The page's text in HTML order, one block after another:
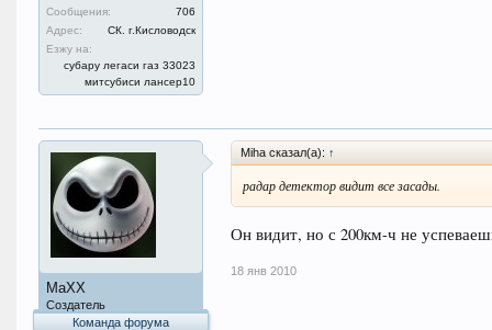
Сообщения:
706
Адрес:
СК. г.Кисловодск
Езжу на:
субару легаси газ 33023
митсубиси лансер10
MaXX
Создатель
Команда форума
Miha сказал(а): ↑
радар детектор видит все засады.
Он видит, но с 200км-ч не
18 янв 2010